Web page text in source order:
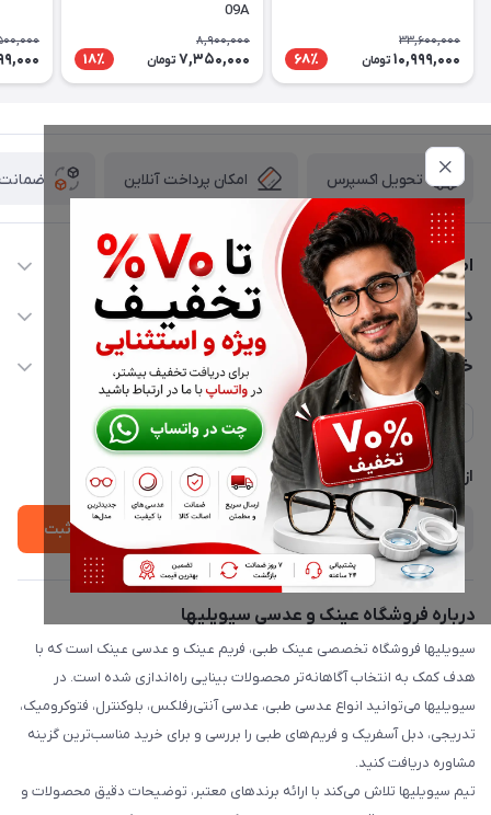
33,600,000
10,999,000 تومان 68٪
09A
8,900,000
7,350,000 تومان 18٪
تحویل اکسپرس امکان پرداخت آنلاین ضمانت
اطلاعات تماس
02177116909
info@civiliha.com
ارسال فوری در تهران + ارسال به سراسر کشور
دسترسی سریع
حساب کاربری
مجله فروشگاه
لیست محصولات
درباره ما
خدمات مشتریان
حریم خصوصی
پشتیبانی واتساپ 09397003162
از جدید‌ترین تخفیف‌ها با‌ خبر شوید
ثبت
درباره فروشگاه عینک و عدسی سیویلیها
سیویلیها فروشگاه تخصصی عینک طبی، فریم عینک و عدسی عینک است که با
هدف کمک به انتخاب آگاهانه‌تر محصولات بینایی راه‌اندازی شده است. در
سیویلیها می‌توانید انواع عدسی طبی، عدسی آنتی‌رفلکس، بلوکنترل، فتوکرومیک،
تدریجی، دبل آسفریک و فریم‌های طبی را بررسی و برای خرید مناسب‌ترین گزینه
مشاوره دریافت کنید.
تیم سیویلیها تلاش می‌کند با ارائه برندهای معتبر، توضیحات دقیق محصولات و